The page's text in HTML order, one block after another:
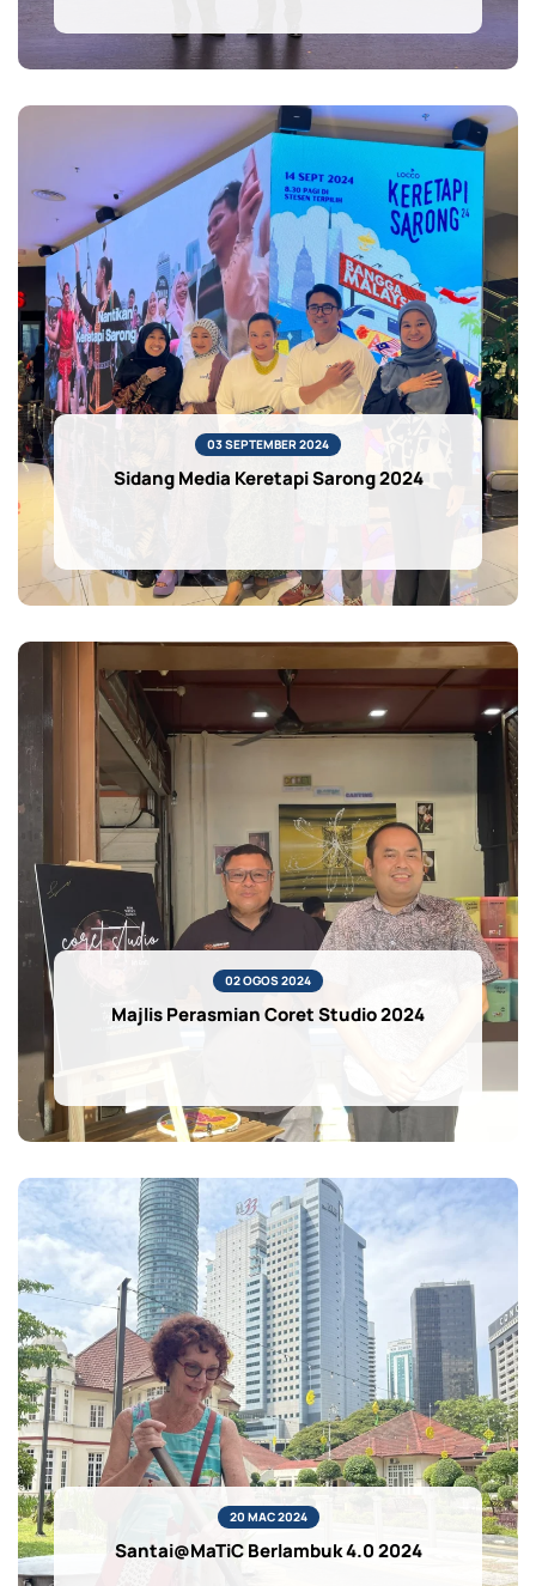
03 SEPTEMBER 2024
Sidang Media Keretapi Sarong 2024
02 OGOS 2024
Majlis Perasmian Coret Studio 2024
20 MAC 2024
Santai@MaTiC Berlambuk 4.0 2024